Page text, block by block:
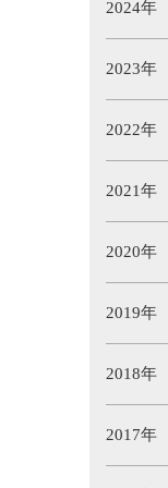
2024年
2023年
2022年
2021年
2020年
2019年
2018年
2017年